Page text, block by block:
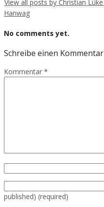
View all posts by Christian Lüke
Hanwag
No comments yet.
Schreibe einen Kommentar
Kommentar *
published) (required)